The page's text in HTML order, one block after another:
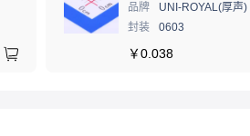
品牌
UNI-ROYAL(厚声)
封装
0603
￥0.038